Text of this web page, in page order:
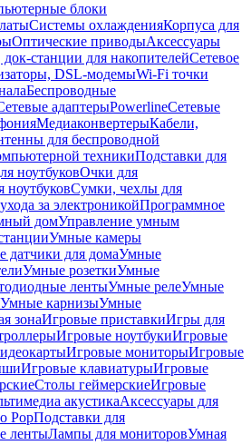
блоки
Системы охлажденияКорпуса для
Оптические приводыАксессуары
станции для накопителейСетевое
DSL-модемыWi-Fi точки
Беспроводные
адаптерыPowerlineСетевые
МедиаконвертерыКабели,
для беспроводной
техникиПодставки для
ноутбуковОчки для
ноутбуковСумки, чехлы для
за электроникойПрограммное
домУправление умным
Умные камеры
датчики для домаУмные
Умные розеткиУмные
лентыУмные релеУмные
Умные карнизыУмные
зонаИгровые приставкиИгры для
Игровые ноутбукиИгровые
Игровые мониторыИгровые
Игровые клавиатурыИгровые
Столы геймерскиеИгровые
акустикаАксессуары для
PopПодставки для
лентыЛампы для мониторовУмная